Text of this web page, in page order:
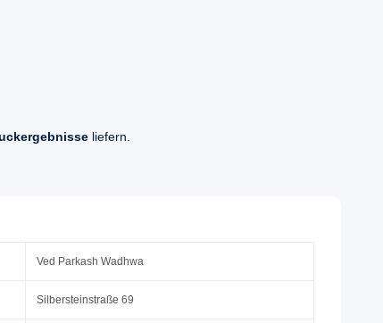
liefern.
Ved Parkash Wadhwa
Silbersteinstraße 69